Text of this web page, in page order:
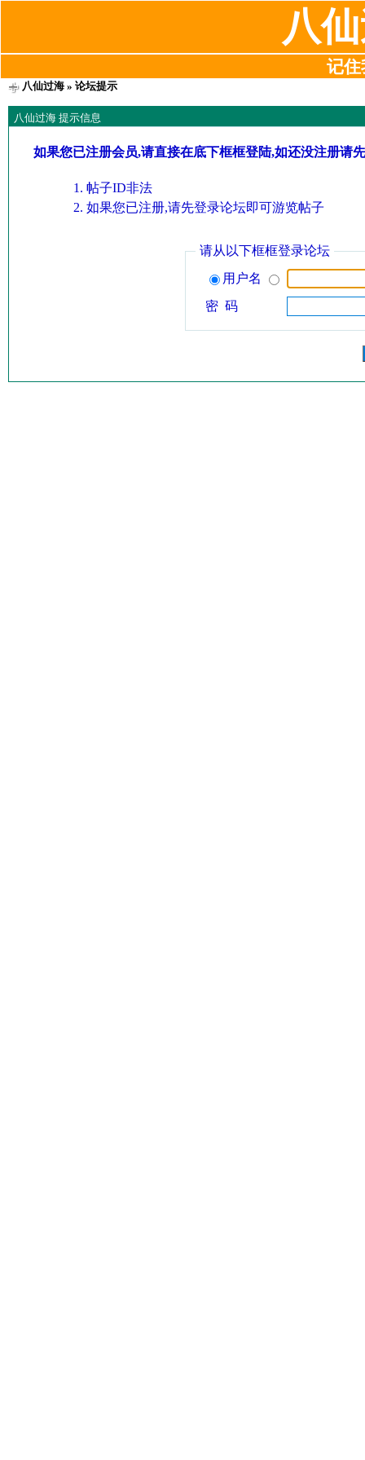
八
记住
八仙过海» 论坛提示
八仙过海 提示信息
如果您已注册会员,请直接在底下框框登陆,如还没注册请
帖子ID非法
如果您已注册,请先登录论坛即可游览帖子
请从以下框框登录论坛
用户名
密 码